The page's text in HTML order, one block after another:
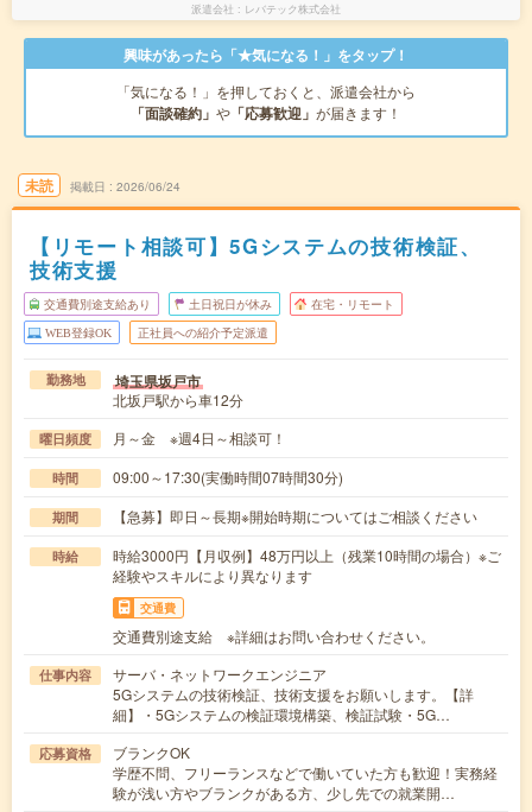
派遣会社 レバテック株式会社
興味があったら「★気になる！」をタップ！
「気になる！」を押しておくと、派遣会社から
「面談確約」 や 「応募歓迎」 が届きます！
未読 掲載日 2026/06/24
【リモート相談可】5Gシステムの技術検証、
技術支援
交通費別途支給あり 土日祝日が休み 在宅・リモート
WEB登録OK 正社員への紹介予定派遣
勤務地 埼玉県坂戸市
北坂戸駅から車12分
曜日頻度 月～金 ※週4日～相談可！
時間 09:00～17:30(実働時間07時間30分)
期間 【急募】即日～長期※開始時期についてはご相談ください
時給
時給3000円【月収例】48万円以上（残業10時間の場合）※ご
経験やスキルにより異なります
交通費
交通費別途支給 ※詳細はお問い合わせください。
仕事内容
サーバ・ネットワークエンジニア
5Gシステムの技術検証、技術支援をお願いします。【詳
細】・5Gシステムの検証環境構築、検証試験・5G…
応募資格
ブランクOK
学歴不問、フリーランスなどで働いていた方も歓迎！実務経
験が浅い方やブランクがある方、少し先での就業開…